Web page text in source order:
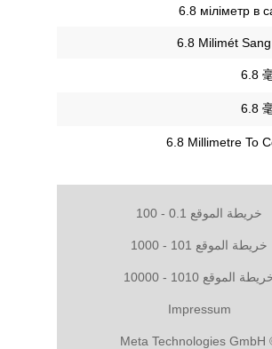
‎6.8 міліметр в
‎6.8 Milimét
‎6.8
‎6.8
‎6.8 Millimetre To
خريطة الموقع 0.1 - 100
خريطة الموقع 101 - 1000
الموقع 1010 - 10000
Impressum
©